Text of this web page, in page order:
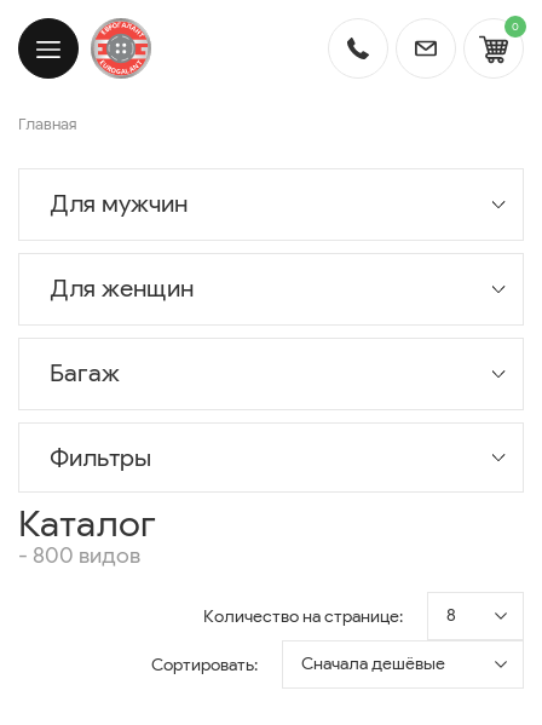
0
Главная
Для мужчин
Для женщин
Багаж
Фильтры
Каталог
- 800 видов
Количество на странице: 8
Сортировать: Сначала дешёвые